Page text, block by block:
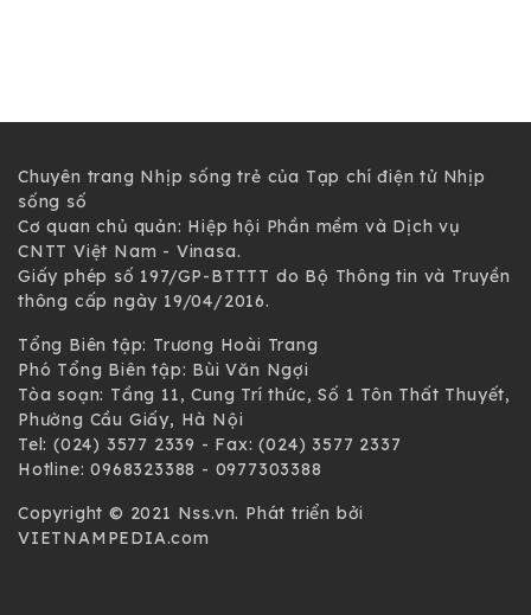
Chuyên trang Nhịp sống trẻ của Tạp chí điện tử Nhịp
sống số
Cơ quan chủ quản: Hiệp hội Phần mềm và Dịch vụ
CNTT Việt Nam - Vinasa.
Giấy phép số 197/GP-BTTTT do Bộ Thông tin và Truyền
thông cấp ngày 19/04/2016.
Tổng Biên tập: Trương Hoài Trang
Phó Tổng Biên tập: Bùi Văn Ngợi
Tòa soạn: Tầng 11, Cung Trí thức, Số 1 Tôn Thất Thuyết,
Phường Cầu Giấy, Hà Nội
Tel: (024) 3577 2339 - Fax: (024) 3577 2337
Hotline: 0968323388 - 0977303388
Copyright © 2021 Nss.vn. Phát triển bởi
VIETNAMPEDIA.com